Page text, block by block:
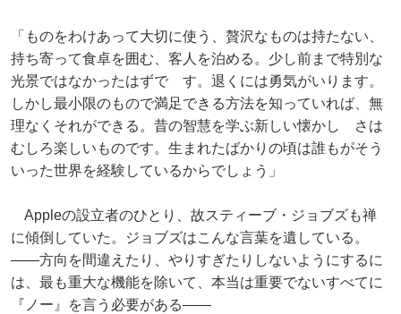
「ものをわけあって大切に使う、贅沢なものは持たない、
持ち寄って食卓を囲む、客人を泊める。少し前まで特別な
光景ではなかったはずで す。退くには勇気がいります。
しかし最小限のもので満足できる方法を知っていれば、無
理なくそれができる。昔の智慧を学ぶ新しい懐かし さは
むしろ楽しいものです。生まれたばかりの頃は誰もがそう
いった世界を経験しているからでしょう」
Appleの設立者のひとり、故スティーブ・ジョブズも禅
に傾倒していた。ジョブズはこんな言葉を遺している。
――方向を間違えたり、やりすぎたりしないようにするに
は、最も重大な機能を除いて、本当は重要でないすべてに
『ノー』を言う必要がある――